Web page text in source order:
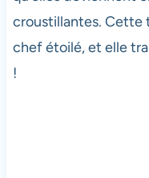
croustillantes. Cette
chef étoilé, et elle
!